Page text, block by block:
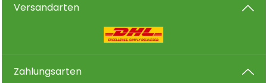
Versandarten
Zahlungsarten